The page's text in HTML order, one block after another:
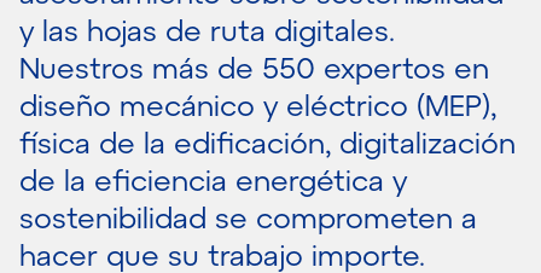
y las hojas de ruta digitales.
Nuestros más de 550 expertos en
diseño mecánico y eléctrico (MEP),
física de la edificación, digitalización
de la eficiencia energética y
sostenibilidad se comprometen a
hacer que su trabajo importe.